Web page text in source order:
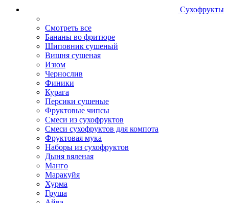
Сухофрукты
Смотреть все
Бананы во фритюре
Шиповник сушеный
Вишня сушеная
Изюм
Чернослив
Финики
Курага
Персики сушеные
Фруктовые чипсы
Смеси из сухофруктов
Смеси сухофруктов для компота
Фруктовая мука
Наборы из сухофруктов
Дыня вяленая
Манго
Маракуйя
Хурма
Груша